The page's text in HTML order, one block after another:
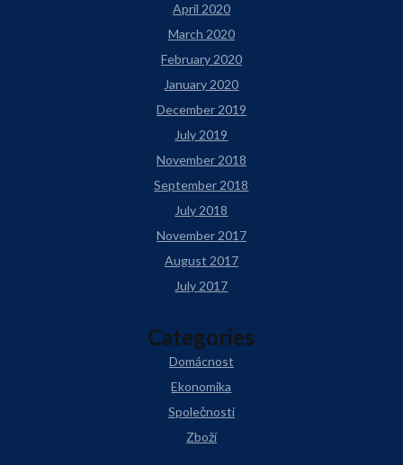
April 2020
March 2020
February 2020
January 2020
December 2019
July 2019
November 2018
September 2018
July 2018
November 2017
August 2017
July 2017
Categories
Domácnost
Ekonomika
Společnosti
Zboží